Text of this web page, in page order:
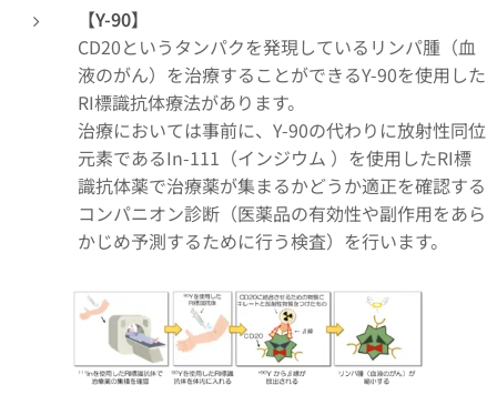
【Y-90】
CD20というタンパクを発現しているリンパ腫（血
液のがん）を治療することができるY-90を使用した
RI標識抗体療法があります。
治療においては事前に、Y-90の代わりに放射性同位
元素であるIn-111（インジウム ）を使用したRI標
識抗体薬で治療薬が集まるかどうか適正を確認する
コンパニオン診断（医薬品の有効性や副作用をあら
かじめ予測するために行う検査）を行います。